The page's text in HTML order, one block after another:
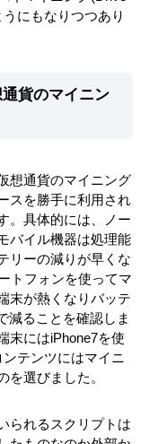
にもなりつつあり
貨のマイニン
想通貨のマイニング
スを勝手に利用され
。具体的には、ノー
バイル機器は処理能
リーの減りが早くな
トフォンを使ってマ
末が熱くなりバッテ
減ることを確認しま
末にはiPhone7を使
テンツにはマイニ
を選びました。
られるスクリプトは